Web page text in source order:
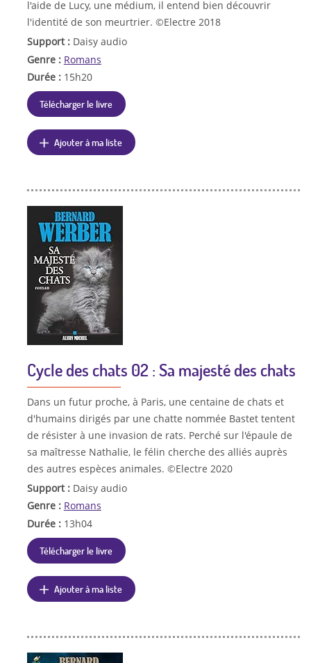
l'aide de Lucy, une médium, il entend bien découvrir
l'identité de son meurtrier. ©Electre 2018
Support : Daisy audio
Genre : Romans
Durée : 15h20
Télécharger le livre
Ajouter à ma liste
Cycle des chats 02 : Sa majesté des chats
Dans un futur proche, à Paris, une centaine de chats et
d'humains dirigés par une chatte nommée Bastet tentent
de résister à une invasion de rats. Perché sur l'épaule de
sa maîtresse Nathalie, le félin cherche des alliés auprès
des autres espèces animales. ©Electre 2020
Support : Daisy audio
Genre : Romans
Durée : 13h04
Télécharger le livre
Ajouter à ma liste